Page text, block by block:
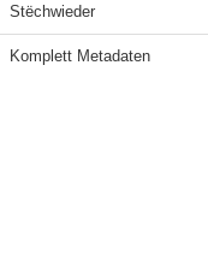
Stëchwieder
Komplett Metadaten